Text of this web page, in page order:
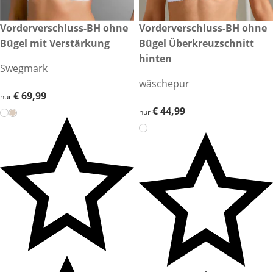
€ 69,99
Vorderverschluss-BH ohne
Bügel mit Verstärkung
Swegmark
€ 69,99
nur€ 69,99
€ 44,99
Vorderverschluss-BH ohne
Bügel Überkreuzschnitt
hinten
wäschepur
€ 44,99
nur€ 44,99